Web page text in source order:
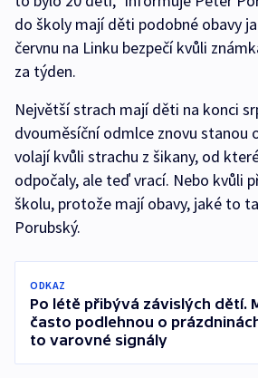
do školy mají děti podobné obavy
červnu na Linku bezpečí kvůli
za týden.
Největší strach mají děti na konci
dvouměsíční odmlce znovu stanou
volají kvůli strachu z šikany, od
odpočaly, ale teď vrací. Nebo kvůli
školu, protože mají obavy, jaké to
Porubský.
ODKAZ
Po létě přibývá závislých dětí.
často podlehnou o
to varovné signály